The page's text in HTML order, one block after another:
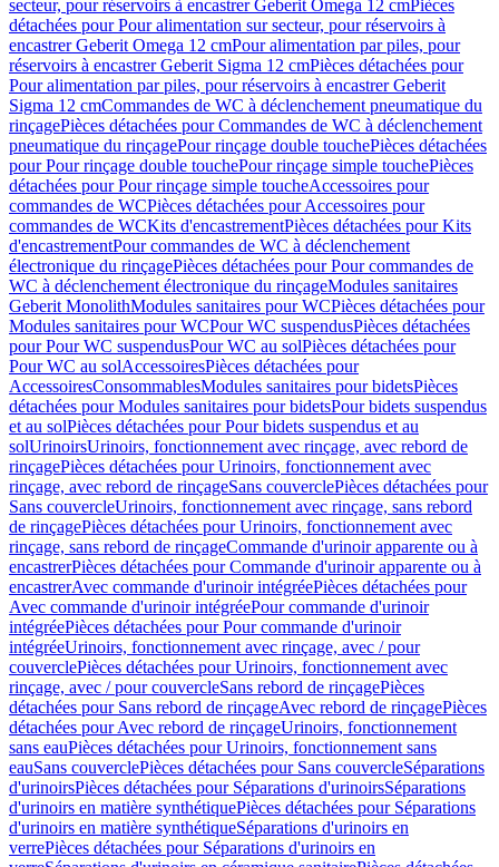
secteur, pour réservoirs à encastrer Geberit Omega 12 cmPièces
détachées pour Pour alimentation sur secteur, pour réservoirs à
encastrer Geberit Omega 12 cmPour alimentation par piles, pour
réservoirs à encastrer Geberit Sigma 12 cmPièces détachées pour
Pour alimentation par piles, pour réservoirs à encastrer Geberit
Sigma 12 cmCommandes de WC à déclenchement pneumatique du
rinçagePièces détachées pour Commandes de WC à déclenchement
pneumatique du rinçagePour rinçage double touchePièces détachées
pour Pour rinçage double touchePour rinçage simple touchePièces
détachées pour Pour rinçage simple toucheAccessoires pour
commandes de WCPièces détachées pour Accessoires pour
commandes de WCKits d'encastrementPièces détachées pour Kits
d'encastrementPour commandes de WC à déclenchement
électronique du rinçagePièces détachées pour Pour commandes de
WC à déclenchement électronique du rinçageModules sanitaires
Geberit MonolithModules sanitaires pour WCPièces détachées pour
Modules sanitaires pour WCPour WC suspendusPièces détachées
pour Pour WC suspendusPour WC au solPièces détachées pour
Pour WC au solAccessoiresPièces détachées pour
AccessoiresConsommablesModules sanitaires pour bidetsPièces
détachées pour Modules sanitaires pour bidetsPour bidets suspendus
et au solPièces détachées pour Pour bidets suspendus et au
solUrinoirsUrinoirs, fonctionnement avec rinçage, avec rebord de
rinçagePièces détachées pour Urinoirs, fonctionnement avec
rinçage, avec rebord de rinçageSans couverclePièces détachées pour
Sans couvercleUrinoirs, fonctionnement avec rinçage, sans rebord
de rinçagePièces détachées pour Urinoirs, fonctionnement avec
rinçage, sans rebord de rinçageCommande d'urinoir apparente ou à
encastrerPièces détachées pour Commande d'urinoir apparente ou à
encastrerAvec commande d'urinoir intégréePièces détachées pour
Avec commande d'urinoir intégréePour commande d'urinoir
intégréePièces détachées pour Pour commande d'urinoir
intégréeUrinoirs, fonctionnement avec rinçage, avec / pour
couverclePièces détachées pour Urinoirs, fonctionnement avec
rinçage, avec / pour couvercleSans rebord de rinçagePièces
détachées pour Sans rebord de rinçageAvec rebord de rinçagePièces
détachées pour Avec rebord de rinçageUrinoirs, fonctionnement
sans eauPièces détachées pour Urinoirs, fonctionnement sans
eauSans couverclePièces détachées pour Sans couvercleSéparations
d'urinoirsPièces détachées pour Séparations d'urinoirsSéparations
d'urinoirs en matière synthétiquePièces détachées pour Séparations
d'urinoirs en matière synthétiqueSéparations d'urinoirs en
verrePièces détachées pour Séparations d'urinoirs en